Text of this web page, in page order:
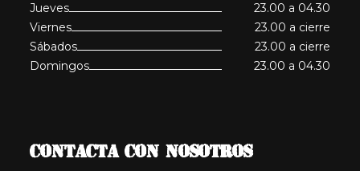
Jueves
23.00 a 04.30
Viernes
23.00 a cierre
Sábados
23.00 a cierre
Domingos
23.00 a 04.30
CONTACTA CON NOSOTROS